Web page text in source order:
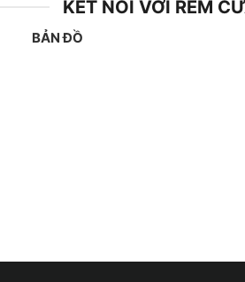
KẾT NỐI VỚI RÈM
BẢN ĐỒ